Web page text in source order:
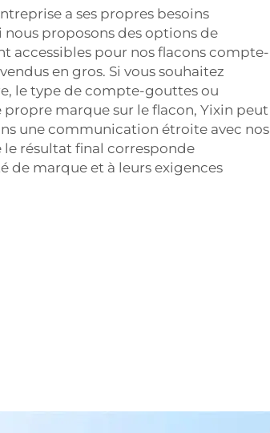
a ses propres besoins
nous proposons des options de
accessibles pour nos flacons compte-
en gros. Si vous souhaitez
le type de compte-gouttes ou
marque sur le flacon, Yixin peut
une communication étroite avec nos
résultat final corresponde
de marque et à leurs exigences